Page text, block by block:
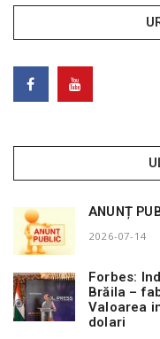
ANUNȚ
2026-07-14
Forbes:
Brăila –
Valoarea
dolari